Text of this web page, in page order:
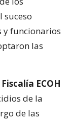
suceso
y funcionarios
las
Fiscalía ECOH
de la
de las